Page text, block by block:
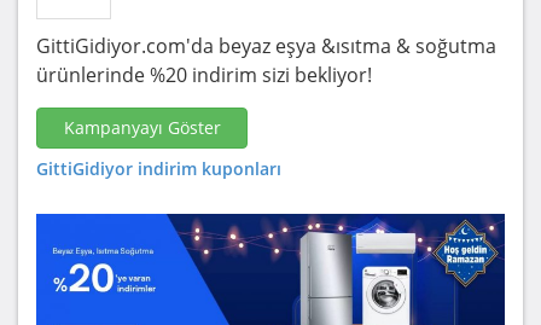
GittiGidiyor.com'da beyaz eşya &ısıtma & soğutma
ürünlerinde %20 indirim sizi bekliyor!
Kampanyayı Göster
GittiGidiyor indirim kuponları